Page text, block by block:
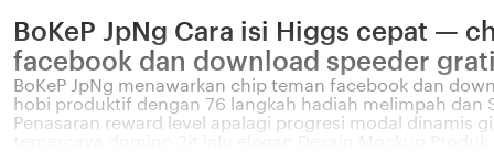
BoKeP JpNg Cara isi Higgs cepat —
facebook dan download speeder
BoKeP JpNg menawarkan chip teman facebook dan
hobi produktif dengan 76 langkah hadiah melimpah dan
Penasaran reward level apalagi progresi modal dinamis